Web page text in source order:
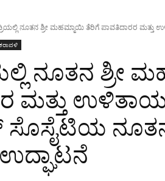
ನೂತನ ಶ್ರೀ ಮಹಮ್ಮಾಯಿ ತೆರಿಗೆ ಪಾವತಿದಾರರ
ನೂತನ ಶ್ರೀ
ಮತ್ತು
ನೂತನ